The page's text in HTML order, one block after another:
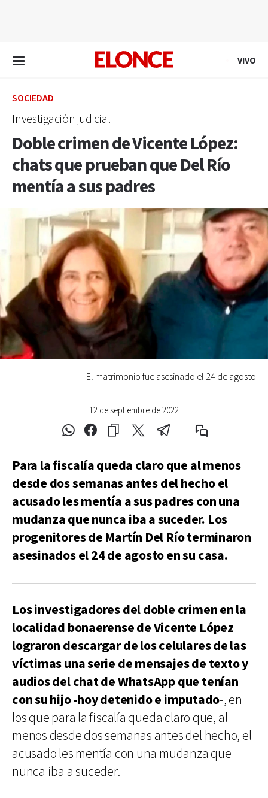
VIVO
SOCIEDAD
Investigación judicial
Doble crimen de Vicente López:
chats que prueban que Del Río
mentía a sus padres
12 de septiembre de 2022
El matrimonio fue asesinado el 24 de agosto
Para la fiscalía queda claro que al menos
desde dos semanas antes del hecho el
acusado les mentía a sus padres con una
mudanza que nunca iba a suceder. Los
progenitores de Martín Del Río terminaron
asesinados el 24 de agosto en su casa.
Los investigadores del doble crimen en la
localidad bonaerense de Vicente López
lograron descargar de los celulares de las
víctimas una serie de mensajes de texto y
audios del chat de WhatsApp que tenían
con su hijo -hoy detenido e imputado-, en
los que para la fiscalía queda claro que, al
menos desde dos semanas antes del hecho, el
acusado les mentía con una mudanza que
nunca iba a suceder.